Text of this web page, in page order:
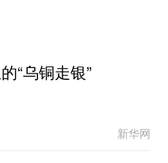
“乌铜走银”
新华网